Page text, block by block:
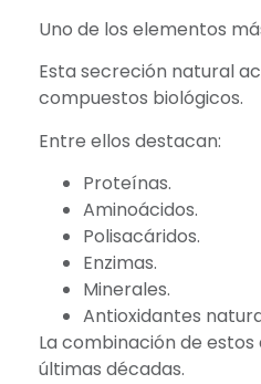
Uno de los elementos
Esta secreción natural
compuestos biológicos.
Entre ellos destacan:
Proteínas.
Aminoácidos.
Polisacáridos.
Enzimas.
Minerales.
Antioxidantes
La combinación de
últimas décadas.